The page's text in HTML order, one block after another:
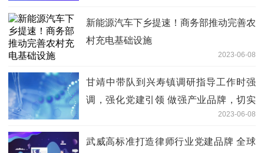
新能源汽车下乡提速！商务部推动完善农
村充电基础设施
2023-06-08
甘靖中带队到兴寿镇调研指导工作时强
调，强化党建引领 做强产业品牌，切实
推动文旅农融合一体化高质量发展|天天
即时看
2023-06-08
武威高标准打造律师行业党建品牌 全球